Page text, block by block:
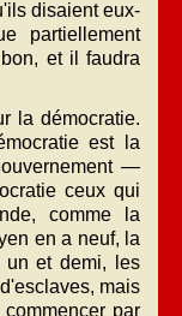
disaient eux-
partiellement
et il faudra
la démocratie.
est la
—
ceux qui
comme la
en a neuf, la
un et demi, les
mais
par